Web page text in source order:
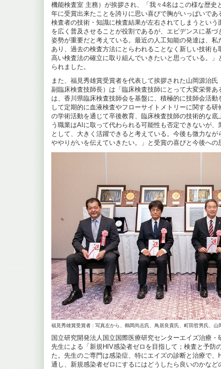
機能検査室 主務）が挨拶され、「我々4名はこの様な歴史
年に受賞出来たことを誇りに思い喜びで胸がいっぱいで
検査者の技術・知識に検査結果が左右されてしまうとい
を広く普及させることが役割であるが、エビデンスに基
姿勢が重要だと考えている。最近の人工知能の発達は、
あり、過去の検査方法にとらわれることなく新しい技術
高い検査法の確立に取り組んでいきたいと思っている。
られました。
また、福見秀雄賞受賞者を代表して挨拶された山岡源治
副臨床検査技師長）は「臨床検査技師にとって大変栄誉
は、香川県臨床検査技師会を基盤に、積極的に技師会活
して定期的に血液検査やフローサイトメトリーに関する
の学術活動を通じて卒後教育、臨床検査技師の技術的な
う職業はAIに取って代わられる可能性も否定できないが
として、大きく活躍できると考えている。今後も微力な
ややりがいを伝えていきたい。」と受賞の喜びと今後への
福見秀雄賞受賞者 : 写真左から、鶴岡尚志氏、鳥居良貴氏、町田哲男氏、山
国立研究開発法人国立国際医療研究センターエイズ治療
先生による「新規HIV感染者ゼロを目指して；検査と予防
た。先生のご専門は感染症、特にエイズの診断と治療で
通し、新規感染者ゼロにするにはどうしたら良いのかな